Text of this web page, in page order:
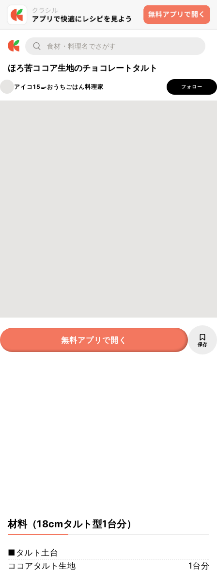
ほろ苦ココア生地のチョコレートタルト
アイコ15🍳おうちごはん料理家 フォロー
無料アプリで開く 保存
材料（18cmタルト型1台分）
■タルト土台
ココアタルト生地
1台分